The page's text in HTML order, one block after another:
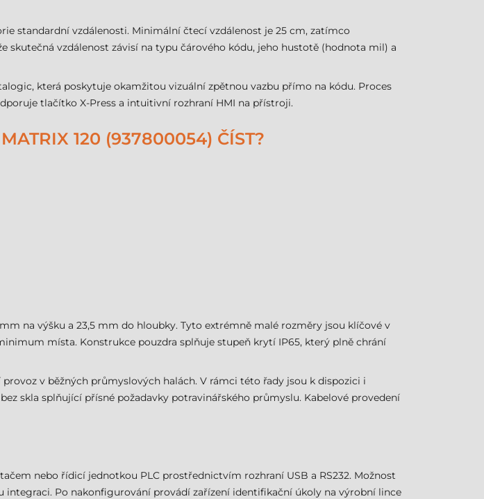
standardní vzdálenosti. Minimální čtecí vzdálenost je 25 cm, zatímco
vzdálenost závisí na typu čárového kódu, jeho hustotě (hodnota mil) a
která poskytuje okamžitou vizuální zpětnou vazbu přímo na kódu. Proces
tlačítko X-Press a intuitivní rozhraní HMI na přístroji.
120 (937800054) ČÍST?
na výšku a 23,5 mm do hloubky. Tyto extrémně malé rozměry jsou klíčové v
místa. Konstrukce pouzdra splňuje stupeň krytí IP65, který plně chrání
v běžných průmyslových halách. V rámci této řady jsou k dispozici i
skla splňující přísné požadavky potravinářského průmyslu. Kabelové provedení
nebo řídicí jednotkou PLC prostřednictvím rozhraní USB a RS232. Možnost
Po nakonfigurování provádí zařízení identifikační úkoly na výrobní lince